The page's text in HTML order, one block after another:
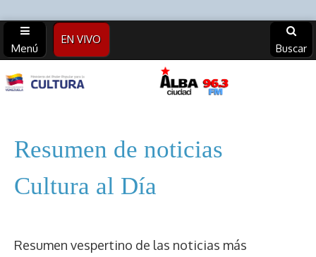
Menú
EN VIVO
Buscar
Alba
Ciudad
96.3 FM
(Archivos)
Resumen de noticias
Cultura al Día
Resumen vespertino de las noticias más